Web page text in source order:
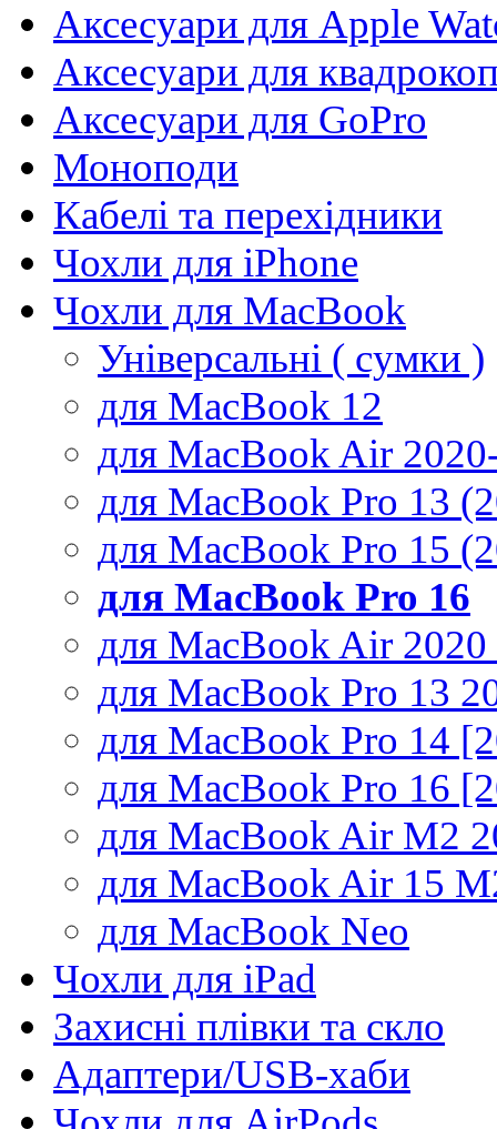
Аксесуари для Apple
Аксесуари для
Аксесуари для GoPro
Моноподи
Кабелі та перехідники
Чохли для iPhone
Чохли для MacBook
Універсальні ( сумки )
для MacBook 12
для MacBook Air
для MacBook Pro 13
для MacBook Pro 15
для MacBook Pro 16
для MacBook Air
для MacBook Pro 13
для MacBook Pro 14
для MacBook Pro 16
для MacBook Air M2
для MacBook Air 15
для MacBook Neo
Чохли для iPad
Захисні плівки та скло
Адаптери/USB-хаби